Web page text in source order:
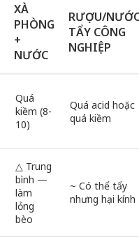
XÀ
PHÒNG
+
NƯỚC
RƯỢU/
TẨY CÔNG
NGHIỆP
Quá
kiềm (8-
10)
Quá acid hoặc
quá kiềm
△ Trung
bình —
làm
lỏng
bèo
~ Có thể tẩy
nhưng hại kính